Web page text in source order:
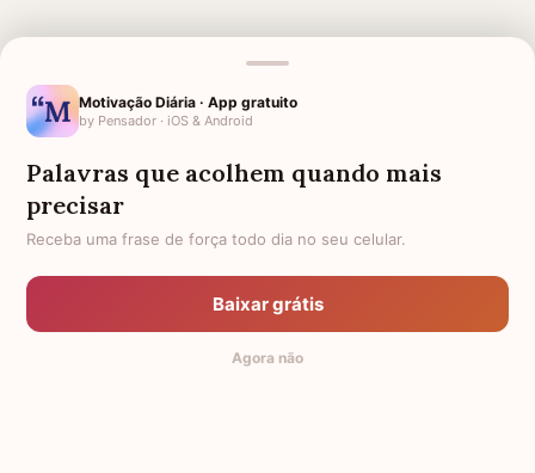
MENSAGENS RELACIONADAS
MISSA DE SÉTIMO DIA DE UM
AMIGO
PERDEU SUA FILHA
HOMENAGEM PARA AMIGO QUE
MORREU
PARA PAI
SÉTIMO DIA DE FALECIMENTO
Motivação Diária · App gratuito
by Pensador · iOS & Android
Palavras que acolhem quando mais
precisar
Receba uma frase de força todo dia no seu celular.
Baixar grátis
Agora não